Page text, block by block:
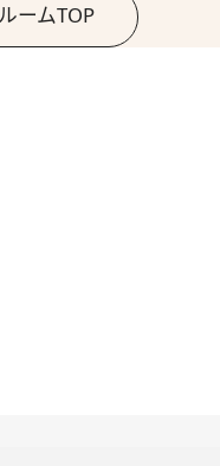
ームTOP